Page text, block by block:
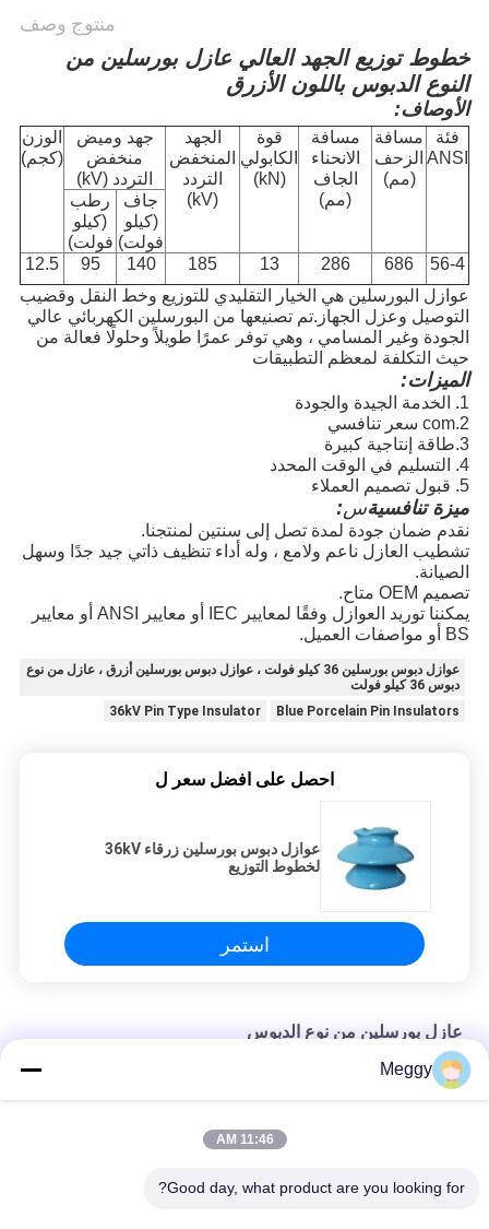
منتوج وصف
خطوط توزيع الجهد العالي عازل بورسلين من
النوع الدبوس باللون الأزرق
الأوصاف:
فئة
ANSI
مسافة
الزحف
(مم)
مسافة
الانحناء
الجاف
(مم)
قوة
الكابولي
(kN)
الجهد
المنخفض
التردد
(kV)
جهد وميض
منخفض
التردد (kV)
الوزن
(كجم)
جاف
(كيلو
فولت)
رطب
(كيلو
فولت)
56-4
686
286
13
185
140
95
12.5
عوازل البورسلين هي الخيار التقليدي للتوزيع وخط النقل وقضيب
التوصيل وعزل الجهاز.تم تصنيعها من البورسلين الكهربائي عالي
الجودة وغير المسامي ، وهي توفر عمرًا طويلاً وحلولًا فعالة من
حيث التكلفة لمعظم التطبيقات
الميزات:
1. الخدمة الجيدة والجودة
2.com سعر تنافسي
3.طاقة إنتاجية كبيرة
4. التسليم في الوقت المحدد
5. قبول تصميم العملاء
ميزة تنافسيةس:
نقدم ضمان جودة لمدة تصل إلى سنتين لمنتجنا.
تشطيب العازل ناعم ولامع ، وله أداء تنظيف ذاتي جيد جدًا وسهل
الصيانة.
تصميم OEM متاح.
يمكننا توريد العوازل وفقًا لمعايير IEC أو معايير ANSI أو معايير
BS أو مواصفات العميل.
عوازل دبوس بورسلين 36 كيلو فولت ، عوازل دبوس بورسلين أزرق ، عازل من نوع
دبوس 36 كيلو فولت
Blue Porcelain Pin Insulators
36kV Pin Type Insulator
احصل على افضل سعر ل
عوازل دبوس بورسلين زرقاء 36kV
لخطوط التوزيع
استمر
عازل بورسلين من نوع الدبوس
عالية الجهد OEM ANSI 55-4 دبوس نوع عازل الخزف
Meggy
11:46 AM
Good day, what product are you looking for?